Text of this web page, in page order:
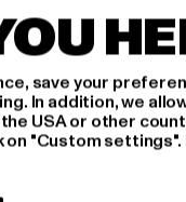
Art.Nr:
Shelley
save your
In addition, we
USA or other
"Custom